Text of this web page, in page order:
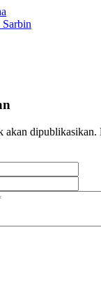
akan dipublikasikan.